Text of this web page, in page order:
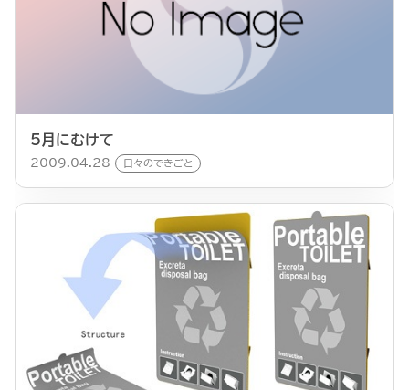
5月にむけて
2009.04.28 日々のできごと